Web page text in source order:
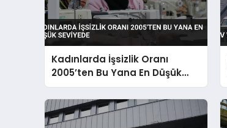
Kadınlarda İşsizlik Oranı
2005’ten Bu Yana En Düşük
Seviyede